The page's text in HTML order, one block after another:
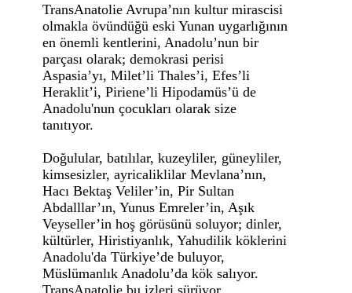
TransAnatolie Avrupa’nın kultur mirascisi
olmakla övündüğü eski Yunan uygarlığının
en önemli kentlerini, Anadolu’nun bir
parçası olarak; demokrasi perisi
Aspasia’yı, Milet’li Thales’i, Efes’li
Heraklit’i, Piriene’li Hipodamüs’ü de
Anadolu'nun çocukları olarak size
tanıtıyor.
Doğulular, batılılar, kuzeyliler, güneyliler,
kimsesizler, ayricaliklilar Mevlana’nın,
Hacı Bektaş Veliler’in, Pir Sultan
Abdalllar’ın, Yunus Emreler’in, Aşık
Veyseller’in hoş görüsünü soluyor; dinler,
kültürler, Hiristiyanlık, Yahudilik köklerini
Anadolu'da Türkiye’de buluyor,
Müslümanlık Anadolu’da kök salıyor.
TransAnatolie bu izleri sürüyor.